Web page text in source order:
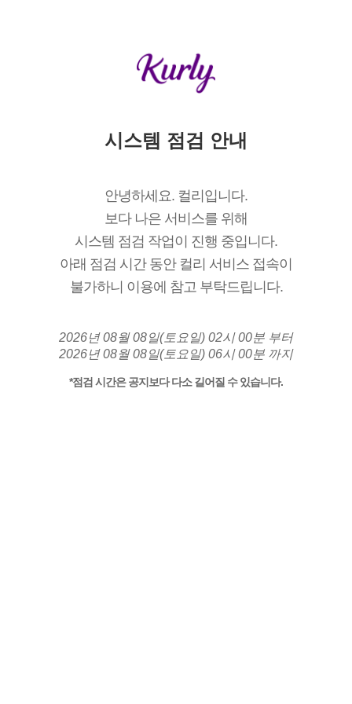
시스템 점검 안내
안녕하세요. 컬리입니다.
보다 나은 서비스를 위해
시스템 점검 작업이 진행 중입니다.
아래 점검 시간 동안 컬리 서비스 접속이
불가하니 이용에 참고 부탁드립니다.
2026년 08월 08일(토요일) 02시 00분 부터
2026년 08월 08일(토요일) 06시 00분 까지
*점검 시간은 공지보다 다소 길어질 수 있습니다.